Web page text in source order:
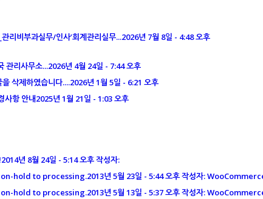
리비부과실무/인사’회계관리실무...2026년 7월 8일 - 4:48 오후
관리사무소...2026년 4월 24일 - 7:44 오후
삭제하였습니다....2026년 1월 5일 - 6:21 오후
사항 안내2025년 1월 21일 - 1:03 오후
2014년 8월 24일 - 5:14 오후 작성자:
hold to processing.2013년 5월 23일 - 5:44 오후 작성자:
hold to processing.2013년 5월 13일 - 5:37 오후 작성자: